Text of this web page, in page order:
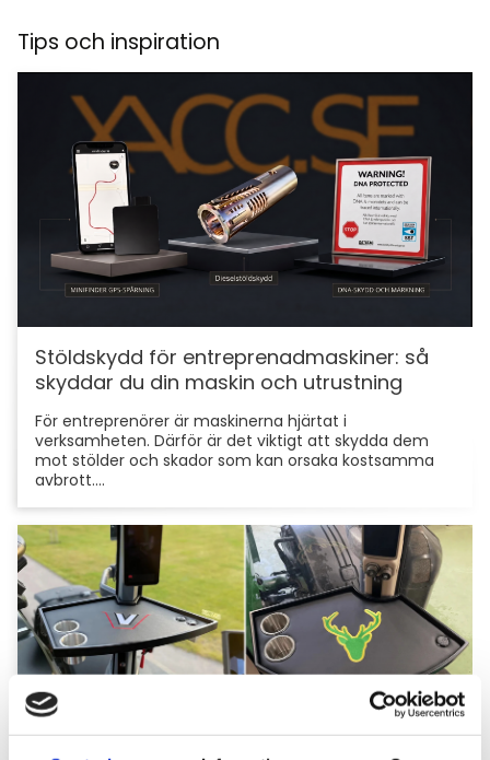
Tips och inspiration
Stöldskydd för entreprenadmaskiner: så
skyddar du din maskin och utrustning
För entreprenörer är maskinerna hjärtat i
verksamheten. Därför är det viktigt att skydda dem
mot stölder och skador som kan orsaka kostsamma
avbrott....